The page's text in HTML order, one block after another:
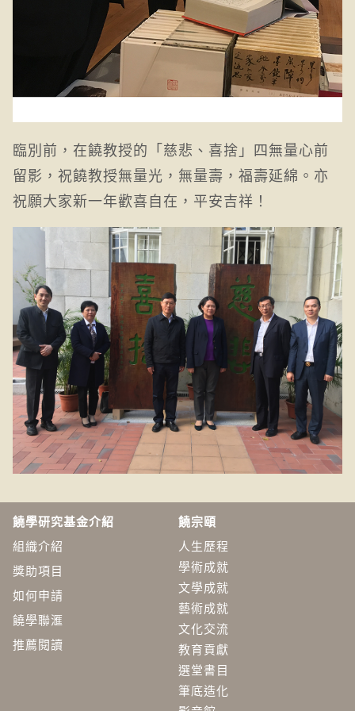
臨別前，在饒教授的「慈悲、喜捨」四無量心前
留影，祝饒教授無量光，無量壽，福壽延綿。亦
祝願大家新一年歡喜自在，平安吉祥！
饒學研究基金介紹
組織介紹
獎助項目
如何申請
饒學聯滙
推薦閱讀
饒宗頤
人生歷程
學術成就
文學成就
藝術成就
文化交流
教育貢獻
選堂書目
筆底造化